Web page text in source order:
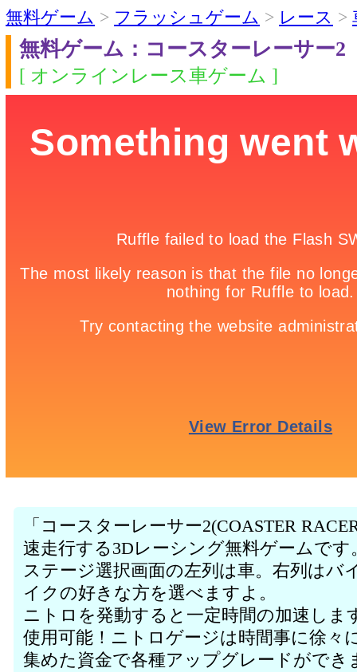
無料ゲーム > フラッシュゲーム > レース >
無料ゲーム：コースターレーサー2
[ オンラインレース車ゲーム ]
「コースターレーサー2(COASTER
速走行する3Dレーシング無料ゲームです
ステージ選択画面の左列は車。右列はバ
イクの好きな方を選べますよ。
ニトロを発動すると一定時間の加速しま
使用可能！ニトロゲージは時間事に徐々
集めた資金で各種アップグレードができ